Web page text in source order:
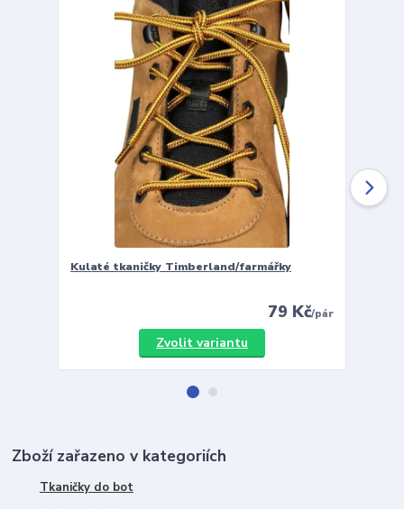
Kulaté tkaničky Timberland/farmářky
79 Kč/pár
Zvolit variantu
Zboží zařazeno v kategoriích
Tkaničky do bot